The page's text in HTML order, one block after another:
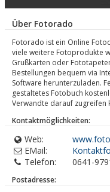
Über Fotorado
Fotorado ist ein Online
viele weitere Fotoprodukte
Grußkarten oder
Bestellungen bequem via
Software herunterzuladen.
gestaltetes Fotobuch
Verwandte darauf zugreifen
Kontaktmöglichkeiten:
Web:
EMail:
Telefon:
0641-
Postadresse: